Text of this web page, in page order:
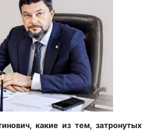
какие из тем, затронутых